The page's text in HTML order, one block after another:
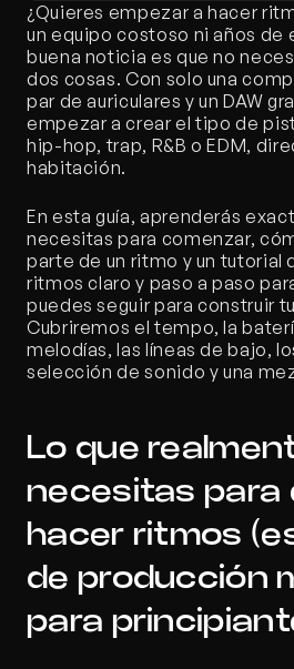
¿Quieres empezar a hacer
un equipo costoso ni años de
buena noticia es que no
dos cosas. Con solo una
par de auriculares y un DAW
empezar a crear el tipo de
hip-hop, trap, R&B o EDM,
habitación.
En esta guía, aprenderás
necesitas para comenzar,
parte de un ritmo y un tutorial
ritmos claro y paso a paso
puedes seguir para construir
Cubriremos el tempo, la
melodías, las líneas de bajo,
selección de sonido y una
Lo que
necesitas para
hacer ritmos
de producción
para